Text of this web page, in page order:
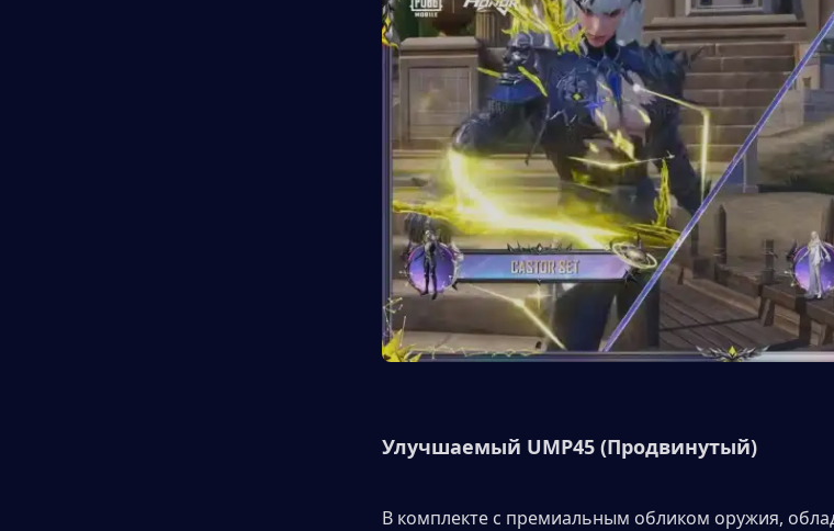
Улучшаемый UMP45 (Продвинутый)
В комплекте с премиальным обликом оружия,